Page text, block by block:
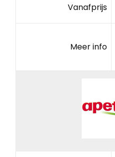
Vanafprijs
Meer info